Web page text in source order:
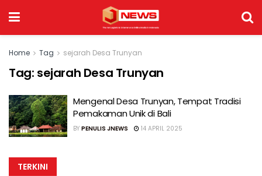
Home Tag sejarah Desa Trunyan
Tag: sejarah Desa Trunyan
Mengenal Desa Trunyan, Tempat Tradisi
Pemakaman Unik di Bali
BY PENULIS JNEWS 14 APRIL 2025
TERKINI